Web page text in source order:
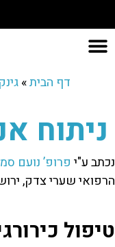
דף הבית»
ניתוח
נכתב ע"י פרופ’ נועם
הרפואי שערי צדק,
טיפול